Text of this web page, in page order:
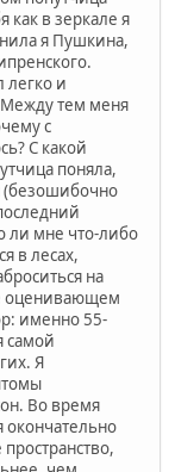
как в зеркале я
я Пушкина,
легко и
Между тем меня
с
С какой
поняла,
(безошибочно
ли мне что-либо
в лесах,
на
оценивающем
именно 55-
самой
Я
Во время
окончательно